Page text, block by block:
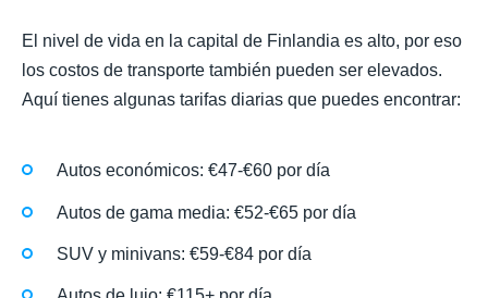
El nivel de vida en la capital de Finlandia es alto, por eso
los costos de transporte también pueden ser elevados.
Aquí tienes algunas tarifas diarias que puedes encontrar:
Autos económicos: €47-€60 por día
Autos de gama media: €52-€65 por día
SUV y minivans: €59-€84 por día